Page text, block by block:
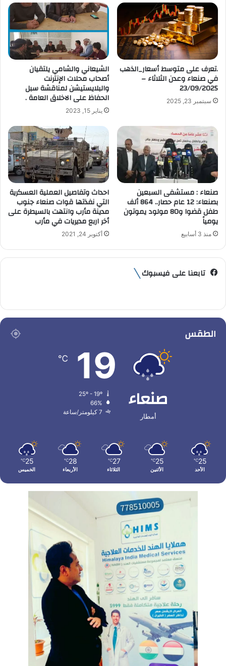
ا
إ
ل
ك
ر
و
ي
.تعرف على متوسط أسعار_الذهب
في صنعاء وعدن الثلاثاء –
23/09/2025
سبتمبر 23, 2025
الشيعاني والشامي يلتقيان
أصحاب محلات الإنترنت
والبلايستيشن لمناقشة سبل
الحفاظ على الاخلاق العامة .
يناير 15, 2023
صنعاء : مستشفى السبعين
بصنعاء: 12 عام حصار.. 864 ألف
طفل قضوا و80 مولود يموتون
يومياً
منذ 3 أسابيع
احداث وتفاصيل العملية العسكرية
التي نفذتها قوات صنعاء جنوب
مدينة مأرب وانتهت بالسيطرة على
أخر اربع مديريات في مأرب
أكتوبر 24, 2021
تابعنا على فيسبوك
الطقس
صنعاء
أمطار
19
℃
66%
7 كيلومتر/ساعة
25
℃
الأحد
25
℃
الأثنين
27
℃
الثلاثاء
28
℃
الأربعاء
25
℃
الخميس